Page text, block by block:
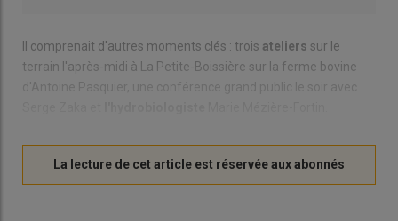
Il comprenait d'autres moments clés : trois ateliers sur le
terrain l'après-midi à La Petite-Boissière sur la ferme bovine
d'Antoine Pasquier, une conférence grand public le soir avec